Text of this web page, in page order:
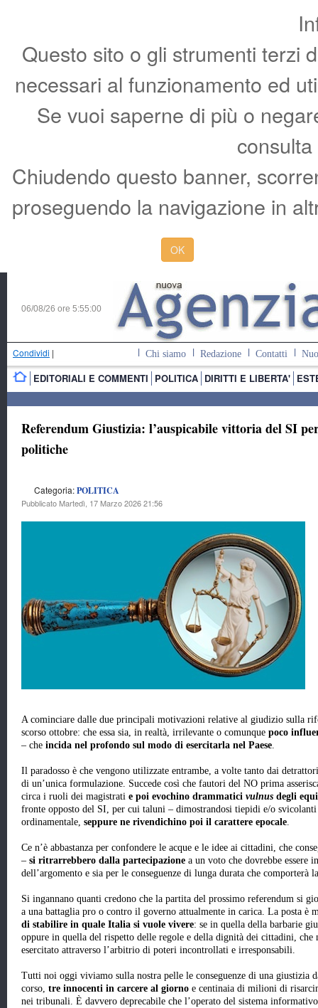
Questo sito o gli strumenti terzi
necessari al funzionamento ed
Se vuoi saperne di più o
Chiudendo questo banner,
proseguendo la navigazione in
OK
06/08/26 ore 5:55:01
Condividi | Chi siamo Redazione Contatti
EDITORIALI E COMMENTI POLITICA DIRITTI E LIBERTA'
Referendum Giustizia: l’auspicabile vittoria del SI
politiche
Categoria:POLITICA
Pubblicato Martedì, 17 Marzo 2026 21:56
A cominciare dalle due principali motivazioni relative al giudizio sulla
scorso ottobre: che essa sia, in realtà, irrilevante o comunque poco
– che incida nel profondo sul modo di esercitarla nel Paese.
Il paradosso è che vengono utilizzate entrambe, a volte tanto dai
di un’unica formulazione. Succede così che fautori del NO prima
circa i ruoli dei magistrati e poi evochino drammatici vulnus degli
fronte opposto del SI, per cui taluni – dimostrandosi tiepidi e/o
ordinamentale, seppure ne rivendichino poi il carattere epocale.
Ce n’è abbastanza per confondere le acque e le idee ai cittadini, che
– si ritrarrebbero dalla partecipazione a un voto che dovrebbe essere
dell’argomento e sia per le conseguenze di lunga durata che comporterà
Si ingannano quanti credono che la partita del prossimo referendum si
a una battaglia pro o contro il governo attualmente in carica. La posta è
di stabilire in quale Italia si vuole vivere: se in quella della barbarie
oppure in quella del rispetto delle regole e della dignità dei cittadini, che
esercitato attraverso l’arbitrio di poteri incontrollati e irresponsabili.
Tutti noi oggi viviamo sulla nostra pelle le conseguenze di una giustizia
corso, tre innocenti in carcere al giorno e centinaia di milioni di
nei tribunali. È davvero deprecabile che l’operato del sistema